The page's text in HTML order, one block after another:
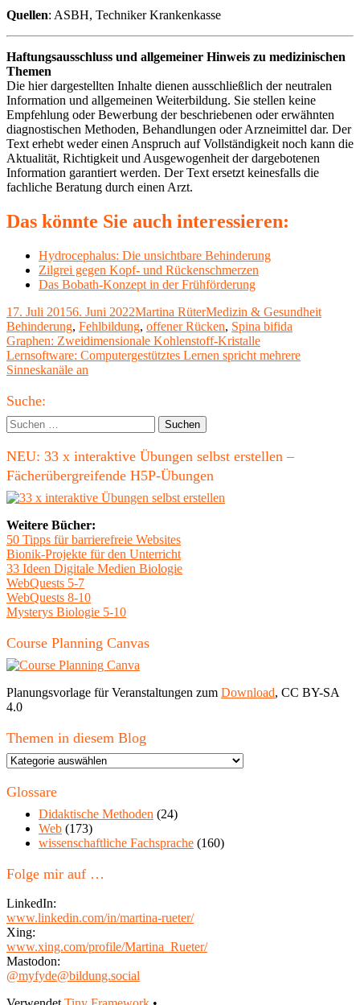
Quellen: ASBH, Techniker Krankenkasse
Haftungsausschluss und allgemeiner Hinweis zu medizinischen
Themen
Die hier dargestellten Inhalte dienen ausschließlich der neutralen
Information und allgemeinen Weiterbildung. Sie stellen keine
Empfehlung oder Bewerbung der beschriebenen oder erwähnten
diagnostischen Methoden, Behandlungen oder Arzneimittel dar. Der
Text erhebt weder einen Anspruch auf Vollständigkeit noch kann die
Aktualität, Richtigkeit und Ausgewogenheit der dargebotenen
Information garantiert werden. Der Text ersetzt keinesfalls die
fachliche Beratung durch einen Arzt.
Das könnte Sie auch interessieren:
Hydrocephalus: Die unsichtbare Behinderung
Zilgrei gegen Kopf- und Rückenschmerzen
Das Bobath-Konzept in der Frühförderung
Veröffentlicht
am
17. Juli 20156. Juni 2022Autor
Martina RüterKategorien
Medizin & Gesundheit
Behinderung, Fehlbildung, offener Rücken, Spina bifida
Beitragsnavigation
Vorheriger
Beitrag:
Graphen: Zweidimensionale Kohlenstoff-Kristalle
Nächster
Beitrag
Lernsoftware: Computergestütztes Lernen spricht mehrere
Sinneskanäle an
Haupt-
Seitenleiste
Suche:
Suchen
nach:
NEU: 33 x interaktive Übungen selbst erstellen –
Fächerübergreifende H5P-Übungen
Weitere Bücher:
50 Tipps für barrierefreie Websites
Bionik-Projekte für den Unterricht
33 Ideen Digitale Medien Biologie
WebQuests 5-7
WebQuests 8-10
Mysterys Biologie 5-10
Course Planning Canvas
Planungsvorlage für Veranstaltungen zum Download, CC BY-SA
4.0
Themen in diesem Blog
Themen
diesem
Glossare
Didaktische Methoden (24)
Web (173)
wissenschaftliche Fachsprache (160)
Folge mir auf …
LinkedIn:
www.linkedin.com/in/martina-rueter/
Xing:
www.xing.com/profile/Martina_Rueter/
Mastodon:
@myfyde@bildung.social